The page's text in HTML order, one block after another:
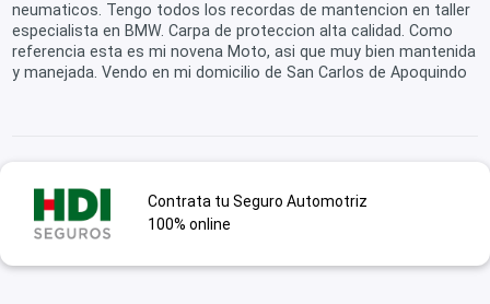
neumaticos. Tengo todos los recordas de mantencion en taller
especialista en BMW. Carpa de proteccion alta calidad. Como
referencia esta es mi novena Moto, asi que muy bien mantenida
y manejada. Vendo en mi domicilio de San Carlos de Apoquindo
Contrata tu Seguro Automotriz
100% online